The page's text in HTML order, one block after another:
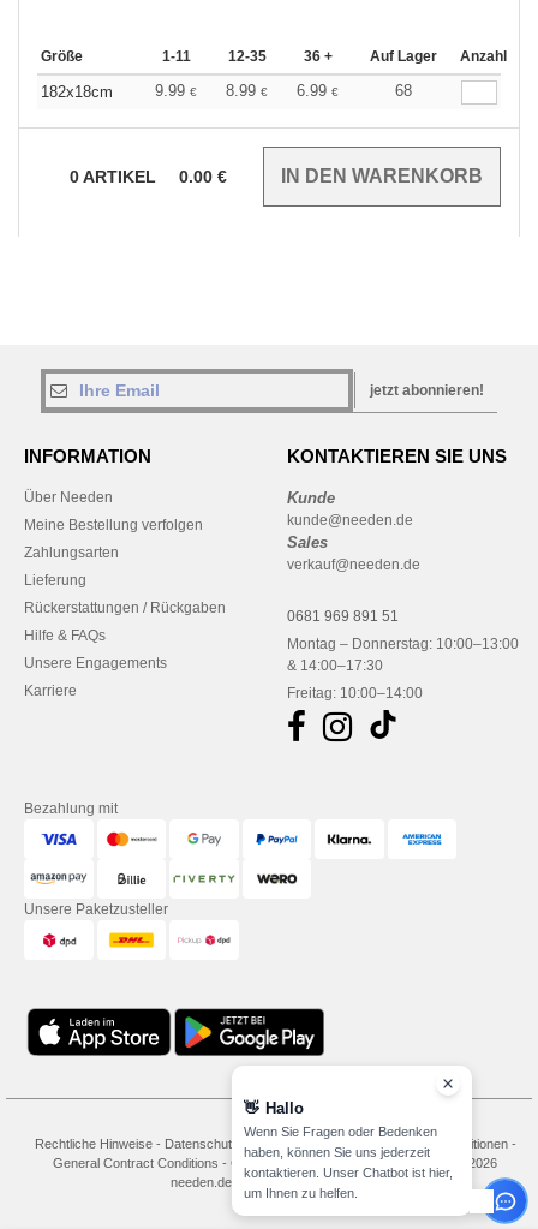
Größe 1-11 12-35 36 + Auf Lager Anzahl
182x18cm 9.99 € 8.99 € 6.99 € 68
0ARTIKEL 0.00 €
jetzt abonnieren!
INFORMATION
Über Needen
Meine Bestellung verfolgen
Zahlungsarten
Lieferung
Rückerstattungen / Rückgaben
Hilfe & FAQs
Unsere Engagements
Karriere
KONTAKTIEREN SIE UNS
Kunde
kunde@needen.de
Sales
verkauf@needen.de
0681 969 891 51
Montag – Donnerstag: 10:00–13:00
& 14:00–17:30
Freitag: 10:00–14:00
Bezahlung mit
Unsere Paketzusteller
Rechtliche Hinweise- Datenschutzbestimmungen - Bedingungen und Konditionen-
General Contract Conditions - Cookie-Richtlinie Site Map
Copyright 2026
needen.de - Alle Rechte vorbehalten
👋 Hallo
Wenn Sie Fragen oder Bedenken
haben, können Sie uns jederzeit
kontaktieren. Unser Chatbot ist hier,
um Ihnen zu helfen.